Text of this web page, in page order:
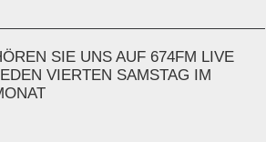
SIE UNS AUF 674FM LIVE
VIERTEN SAMSTAG IM